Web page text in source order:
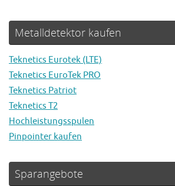
Metalldetektor kaufen
Teknetics Eurotek (LTE)
Teknetics EuroTek PRO
Teknetics Patriot
Teknetics T2
Hochleistungsspulen
Pinpointer kaufen
Sparangebote